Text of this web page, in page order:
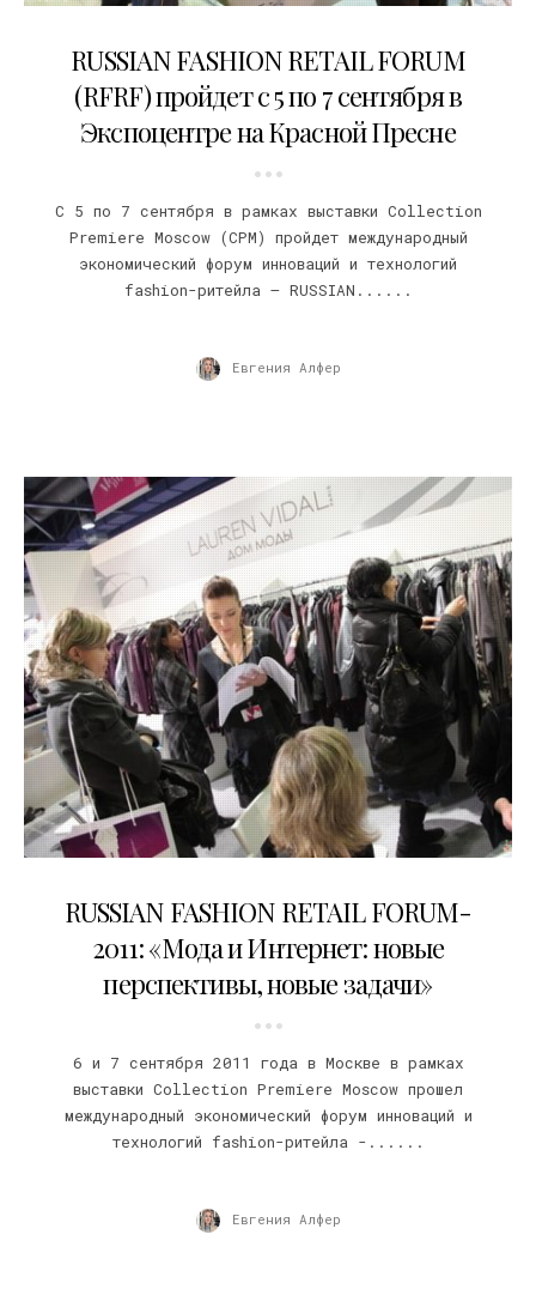
RUSSIAN FASHION RETAIL FORUM
(RFRF) пройдет с 5 по 7 сентября в
Экспоцентре на Красной Пресне
С 5 по 7 сентября в рамках выставки Collection
Premiere Moscow (CPM) пройдет международный
экономический форум инноваций и технологий
fashion-ритейла – RUSSIAN......
Евгения Алфер
RUSSIAN FASHION RETAIL FORUM-
2011: «Мода и Интернет: новые
перспективы, новые задачи»
6 и 7 сентября 2011 года в Москве в рамках
выставки Collection Premiere Moscow прошел
международный экономический форум инноваций и
технологий fashion-ритейла -......
Евгения Алфер